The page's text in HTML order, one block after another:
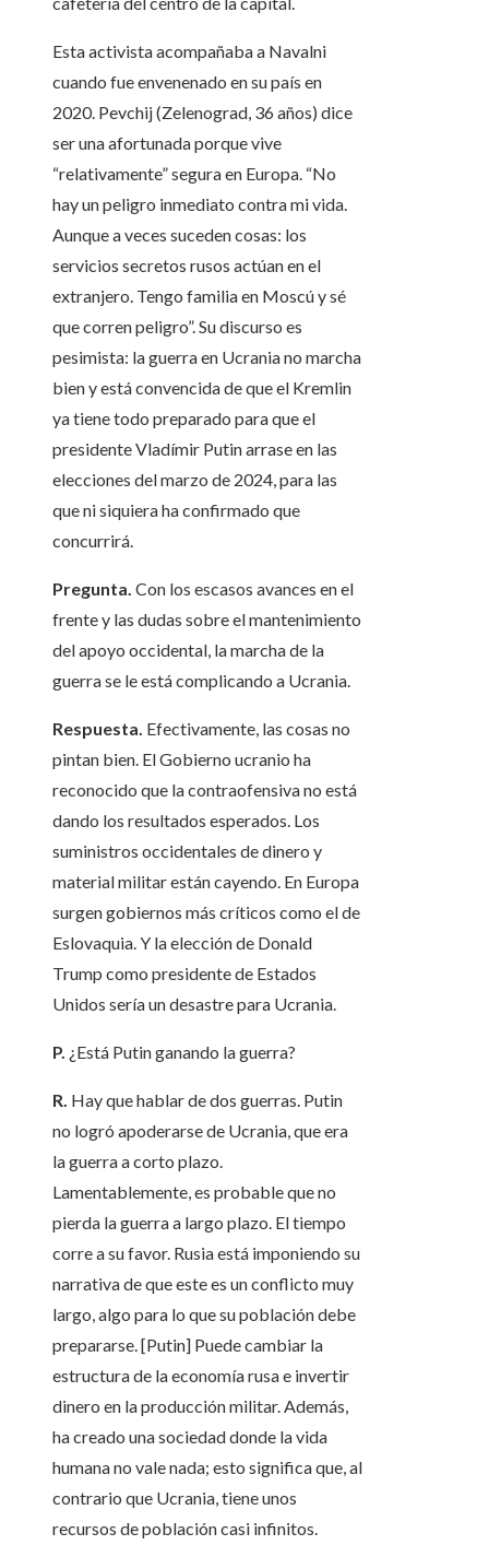
Esta activista acompañaba a Navalni
cuando fue envenenado en su país en
2020. Pevchij (Zelenograd, 36 años) dice
ser una afortunada porque vive
“relativamente” segura en Europa. “No
hay un peligro inmediato contra mi vida.
Aunque a veces suceden cosas: los
servicios secretos rusos actúan en el
extranjero. Tengo familia en Moscú y sé
que corren peligro”. Su discurso es
pesimista: la guerra en Ucrania no marcha
bien y está convencida de que el Kremlin
ya tiene todo preparado para que el
presidente Vladímir Putin arrase en las
elecciones del marzo de 2024, para las
que ni siquiera ha confirmado que
concurrirá.
Pregunta. Con los escasos avances en el
frente y las dudas sobre el mantenimiento
del apoyo occidental, la marcha de la
guerra se le está complicando a Ucrania.
Respuesta. Efectivamente, las cosas no
pintan bien. El Gobierno ucranio ha
reconocido que la contraofensiva no está
dando los resultados esperados. Los
suministros occidentales de dinero y
material militar están cayendo. En Europa
surgen gobiernos más críticos como el de
Eslovaquia. Y la elección de Donald
Trump como presidente de Estados
Unidos sería un desastre para Ucrania.
P. ¿Está Putin ganando la guerra?
R. Hay que hablar de dos guerras. Putin
no logró apoderarse de Ucrania, que era
la guerra a corto plazo.
Lamentablemente, es probable que no
pierda la guerra a largo plazo. El tiempo
corre a su favor. Rusia está imponiendo su
narrativa de que este es un conflicto muy
largo, algo para lo que su población debe
prepararse. [Putin] Puede cambiar la
estructura de la economía rusa e invertir
dinero en la producción militar. Además,
ha creado una sociedad donde la vida
humana no vale nada; esto significa que, al
contrario que Ucrania, tiene unos
recursos de población casi infinitos.